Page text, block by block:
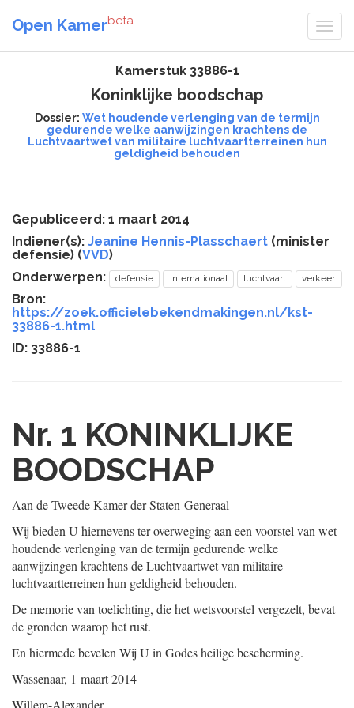
Open Kamerbeta
Kamerstuk 33886-1
Koninklijke boodschap
Dossier: Wet houdende verlenging van de termijn
gedurende welke aanwijzingen krachtens de
Luchtvaartwet van militaire luchtvaartterreinen hun
geldigheid behouden
Gepubliceerd: 1 maart 2014
Indiener(s): Jeanine Hennis-Plasschaert (minister
defensie) (VVD)
Onderwerpen:
defensie internationaal luchtvaart verkeer
Bron:
https://zoek.officielebekendmakingen.nl/kst-
33886-1.html
ID: 33886-1
Nr. 1 KONINKLIJKE
BOODSCHAP
Aan de Tweede Kamer der Staten-Generaal
Wij bieden U hiernevens ter overweging aan een voorstel van wet
houdende verlenging van de termijn gedurende welke
aanwijzingen krachtens de Luchtvaartwet van militaire
luchtvaartterreinen hun geldigheid behouden.
De memorie van toelichting, die het wetsvoorstel vergezelt, bevat
de gronden waarop het rust.
En hiermede bevelen Wij U in Godes heilige bescherming.
Wassenaar, 1 maart 2014
Willem-Alexander